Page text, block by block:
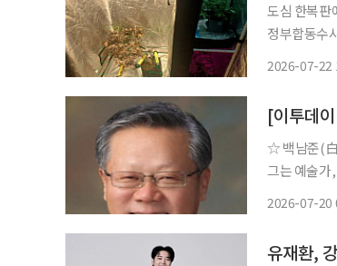
도심 한복판에
정부합동수
2026-07-22
[이투데
☆ 백남준(白南準) 명언 “인생에는 되감기 버튼
그는 예술가
2026-07-20
유재환,